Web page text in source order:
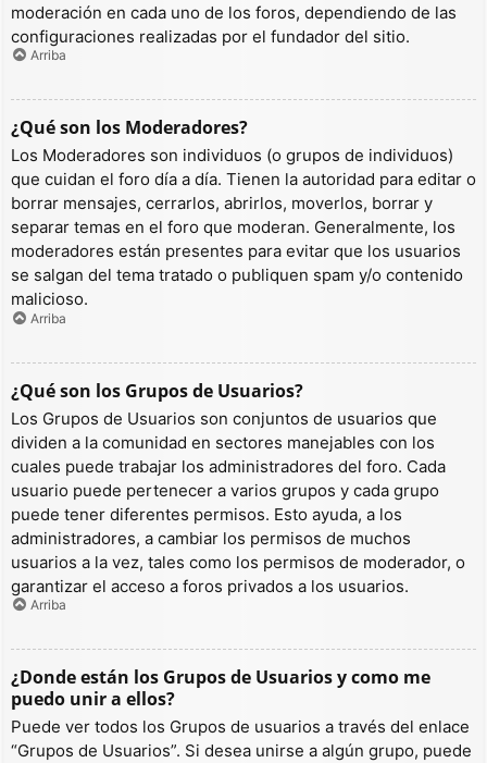
moderación en cada uno de los foros, dependiendo de las
configuraciones realizadas por el fundador del sitio.
Arriba
¿Qué son los Moderadores?
Los Moderadores son individuos (o grupos de individuos)
que cuidan el foro día a día. Tienen la autoridad para editar o
borrar mensajes, cerrarlos, abrirlos, moverlos, borrar y
separar temas en el foro que moderan. Generalmente, los
moderadores están presentes para evitar que los usuarios
se salgan del tema tratado o publiquen spam y/o contenido
malicioso.
Arriba
¿Qué son los Grupos de Usuarios?
Los Grupos de Usuarios son conjuntos de usuarios que
dividen a la comunidad en sectores manejables con los
cuales puede trabajar los administradores del foro. Cada
usuario puede pertenecer a varios grupos y cada grupo
puede tener diferentes permisos. Esto ayuda, a los
administradores, a cambiar los permisos de muchos
usuarios a la vez, tales como los permisos de moderador, o
garantizar el acceso a foros privados a los usuarios.
Arriba
¿Donde están los Grupos de Usuarios y como me
puedo unir a ellos?
Puede ver todos los Grupos de usuarios a través del enlace
“Grupos de Usuarios”. Si desea unirse a algún grupo, puede